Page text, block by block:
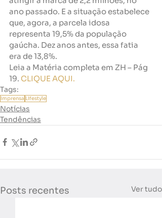
ano passado. E a situação estabelece
que, agora, a parcela idosa
representa 19,5% da população
gaúcha. Dez anos antes, essa fatia
era de 13,8%.
Leia a Matéria completa em ZH – Pág
19. CLIQUE AQUI.
Tags:
Imprensa Lifestyle
Notícias
Tendências
Posts recentes Ver tudo